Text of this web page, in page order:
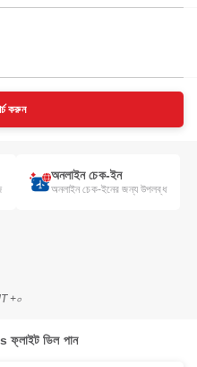
করুন
অনলাইন চেক-ইন
অনলাইন চেক-ইনের জন্য উপলব্ধ
+০
ডিল পান